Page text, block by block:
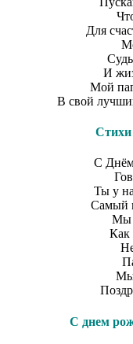
Для
И
Мой
В свой
Стихи
С Днём
Ты у
Самый
Мы
Как
Мы
С днем